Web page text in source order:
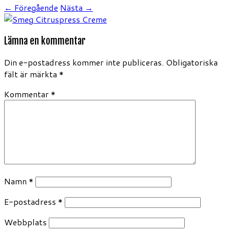
← Föregående Nästa →
Lämna en kommentar
Din e-postadress kommer inte publiceras. Obligatoriska
fält är märkta *
Kommentar *
Namn *
E-postadress *
Webbplats